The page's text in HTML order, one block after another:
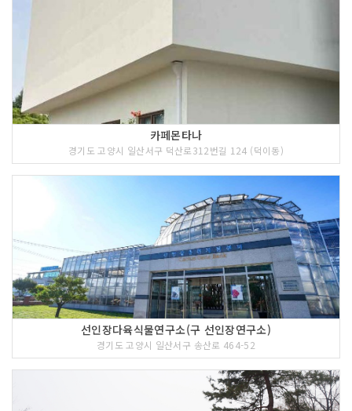
카페몬타나
경기도 고양시 일산서구 덕산로312번길 124 (덕이동)
선인장다육식물연구소(구 선인장연구소)
경기도 고양시 일산서구 송산로 464-52